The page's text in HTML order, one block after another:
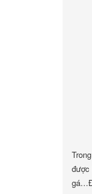
được